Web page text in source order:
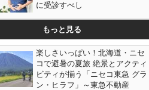
に受診すべし
もっと見る
楽しさいっぱい！北海道・ニセ
コで避暑の夏旅 絶景とアクティ
ビティが揃う「ニセコ東急 グラ
ン・ヒラフ」～東急不動産